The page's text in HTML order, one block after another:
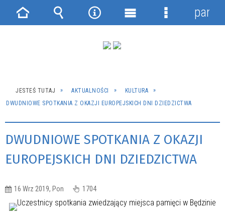
JESTEŚ TUTAJ AKTUALNOŚCI
KULTURA
DWUDNIOWE SPOTKANIA Z OKAZJI EUROPEJSKICH DNI DZIEDZICTWA
DWUDNIOWE SPOTKANIA Z OKAZJI
EUROPEJSKICH DNI DZIEDZICTWA
16 Wrz 2019, Pon 1704
Strona Wyszukiwarka
NarzędziaMenu
Menu
panel